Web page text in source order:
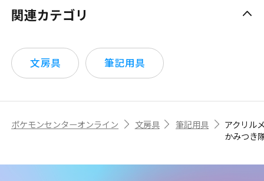
関連カテゴリ
文房具 筆記用具
ポケモンセンターオンライン 文房具 筆記用具
アクリル
かみつき